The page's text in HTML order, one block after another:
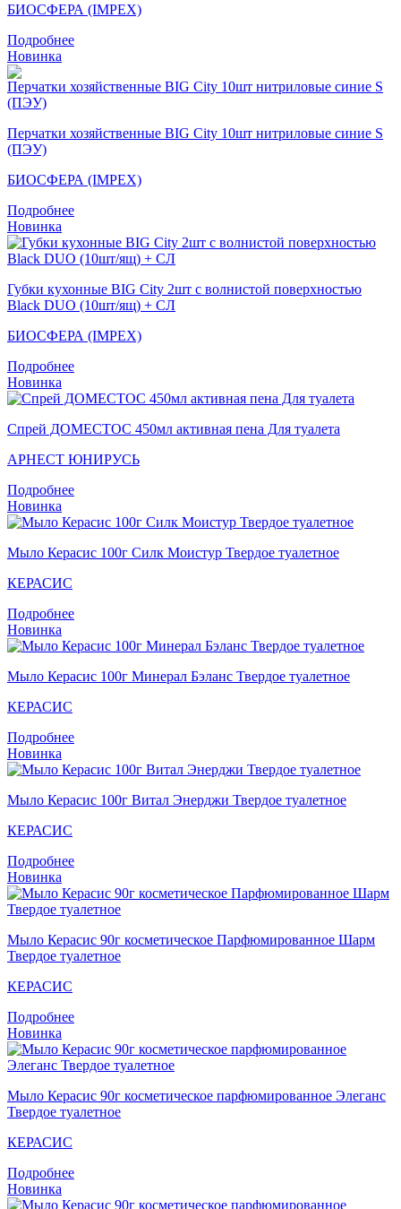
БИОСФЕРА (IMPEX)
Подробнее
Новинка
Перчатки хозяйственные BIG City 10шт нитриловые синие S
(ПЭУ)
БИОСФЕРА (IMPEX)
Подробнее
Новинка
Губки кухонные BIG City 2шт с волнистой поверхностью
Black DUO (10шт/ящ) + СЛ
БИОСФЕРА (IMPEX)
Подробнее
Новинка
Спрей ДОМЕСТОС 450мл активная пена Для туалета
АРНЕСТ ЮНИРУСЬ
Подробнее
Новинка
Мыло Керасис 100г Силк Моистур Твердое туалетное
КЕРАСИС
Подробнее
Новинка
Мыло Керасис 100г Минерал Бэланс Твердое туалетное
КЕРАСИС
Подробнее
Новинка
Мыло Кераcис 100г Витал Энерджи Твердое туалетное
КЕРАСИС
Подробнее
Новинка
Мыло Кераcис 90г косметическое Парфюмированное Шарм
Твердое туалетное
КЕРАСИС
Подробнее
Новинка
Мыло Кераcис 90г косметическое парфюмированное Элеганс
Твердое туалетное
КЕРАСИС
Подробнее
Новинка